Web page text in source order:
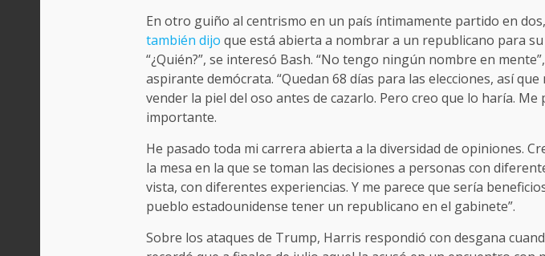
En otro guiño al centrismo en un país íntimamente partido en dos,
también dijo que está abierta a nombrar a un republicano para su
“¿Quién?”, se interesó Bash. “No tengo ningún nombre en
aspirante demócrata. “Quedan 68 días para las elecciones, así
vender la piel del oso antes de cazarlo. Pero creo que lo haría. Me
importante.
He pasado toda mi carrera abierta a la diversidad de opiniones.
la mesa en la que se toman las decisiones a personas con
vista, con diferentes experiencias. Y me parece que sería
pueblo estadounidense tener un republicano en el gabinete”.
Sobre los ataques de Trump, Harris respondió con desgana